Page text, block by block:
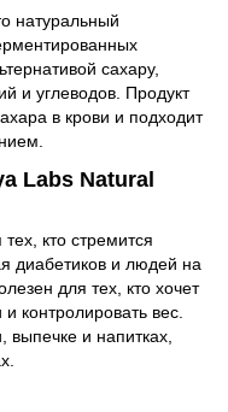
натуральный
сахару,
и углеводов. Продукт
в крови и подходит
Labs Natural
кто стремится
диабетиков и людей на
для тех, кто хочет
контролировать вес.
выпечке и напитках,